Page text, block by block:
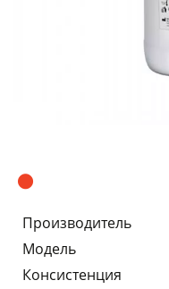
Производитель
Модель
Консистенция